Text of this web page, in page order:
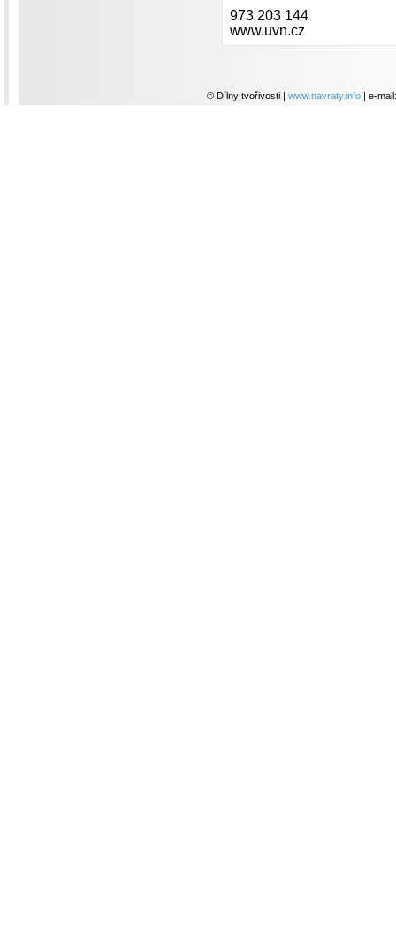
973 203 144
www.uvn.cz
© Dílny tvořivosti |www.navraty.info | e-